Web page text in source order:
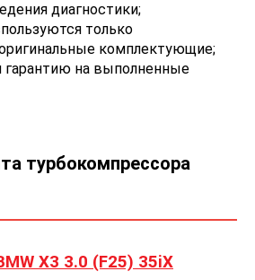
диагностики;
только
комплектующие;
гарантию на выполненные
турбокомпрессора
X3 3.0 (F25) 35iX